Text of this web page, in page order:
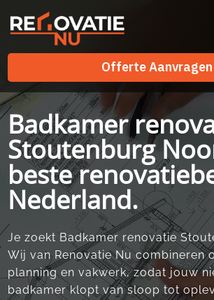
Offerte Aanvragen
Offerte Aanvragen
Badkamer
Stoutenburg
beste
Nederland.
Je zoekt Badkamer renovatie
Wij van Renovatie Nu combineren
planning en vakwerk, zodat jouw
badkamer klopt van sloop tot